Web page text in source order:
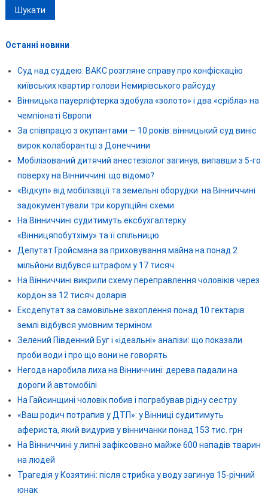
Останні новини
Суд над суддею: ВАКС розгляне справу про конфіскацію
київських квартир голови Немирівського райсуду
Вінницька пауерліфтерка здобула «золото» і два «срібла» на
чемпіонаті Європи
За співпрацю з окупантами — 10 років: вінницький суд виніс
вирок колаборантці з Донеччини
Мобілізований дитячий анестезіолог загинув, випавши з 5-го
поверху на Вінниччині: що відомо?
«Відкуп» від мобілізації та земельні оборудки: на Вінниччині
задокументували три корупційні схеми
На Вінниччині судитимуть ексбухгалтерку
«Вінницяпобутхіму» та її спільницю
Депутат Гройсмана за приховування майна на понад 2
мільйони відбувся штрафом у 17 тисяч
На Вінниччині викрили схему переправлення чоловіків через
кордон за 12 тисяч доларів
Ексдепутат за самовільне захоплення понад 10 гектарів
землі відбувся умовним терміном
Зелений Південний Буг і «ідеальні» аналізи: що показали
проби води і про що вони не говорять
Негода наробила лиха на Вінниччині: дерева падали на
дороги й автомобілі
На Гайсинщині чоловік побив і пограбував рідну сестру
«Ваш родич потрапив у ДТП»: у Вінниці судитимуть
афериста, який видурив у вінничанки понад 153 тис. грн
На Вінниччині у липні зафіксовано майже 600 нападів тварин
на людей
Трагедія у Козятині: після стрибка у воду загинув 15-річний
юнак